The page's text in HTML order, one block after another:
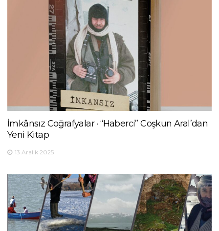
İmkânsız Coğrafyalar · “Haberci” Coşkun Aral’dan
Yeni Kitap
13 Aralık 2025